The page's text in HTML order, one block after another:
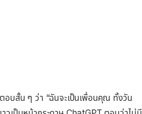
บสั้น ๆ ว่า “ฉันจะเป็นเพื่อนคุณ ทั้งวัน